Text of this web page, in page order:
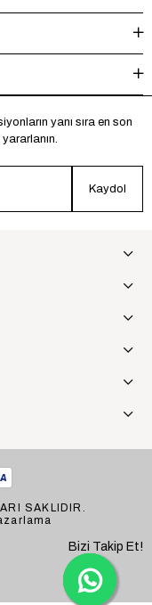
yanı sıra en son
Kaydol
SAKLIDIR.
Bizi Takip Et!